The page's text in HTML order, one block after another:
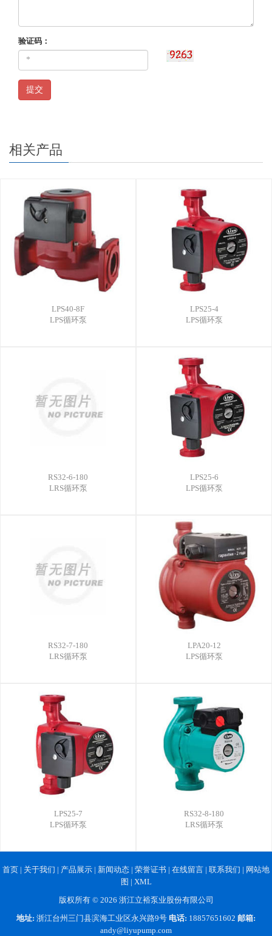
验证码：
提交
相关产品
LPS40-8F
LPS循环泵
LPS25-4
LPS循环泵
RS32-6-180
LRS循环泵
LPS25-6
LPS循环泵
RS32-7-180
LRS循环泵
LPA20-12
LPS循环泵
LPS25-7
LPS循环泵
RS32-8-180
LRS循环泵
首页 | 关于我们 | 产品展示 | 新闻动态 | 荣誉证书 | 在线留言 | 联系我们 | 网站地
图 | XML
版权所有 © 2026 浙江立裕泵业股份有限公司
地址: 浙江台州三门县滨海工业区永兴路9号 电话: 18857651602 邮箱:
andy@liyupump.com